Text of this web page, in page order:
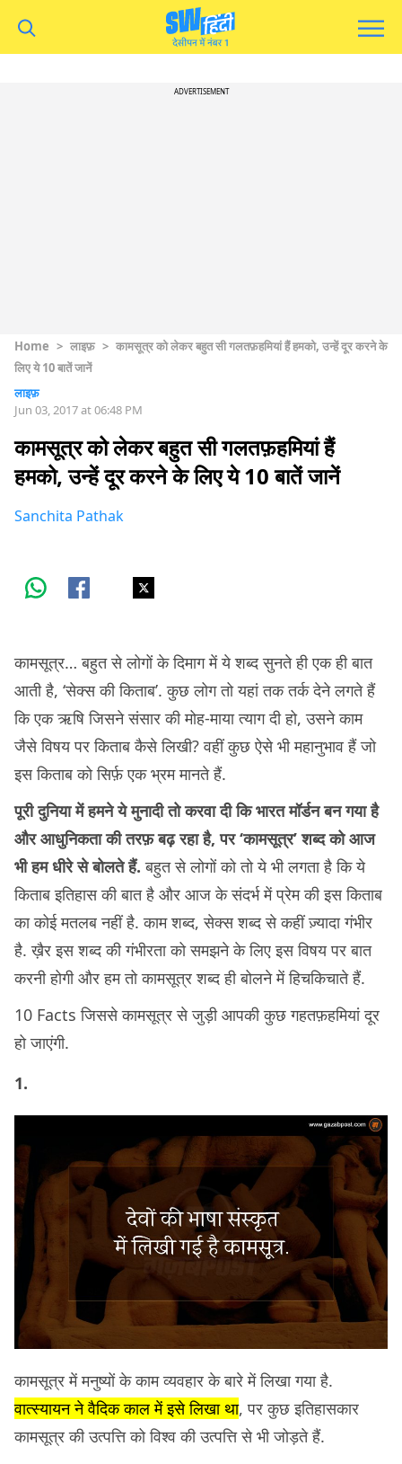
ADVERTISEMENT
Home > लाइफ़ > कामसूत्र को लेकर बहुत सी गलतफ़हमियां हैं हमको, उन्हें दूर करने के
लिए ये 10 बातें जानें
लाइफ़
Jun 03, 2017 at 06:48 PM
कामसूत्र को लेकर बहुत सी गलतफ़हमियां हैं
हमको, उन्हें दूर करने के लिए ये 10 बातें जानें
Sanchita Pathak
कामसूत्र… बहुत से लोगों के दिमाग में ये शब्द सुनते ही एक ही बात
आती है, ‘सेक्स की किताब’. कुछ लोग तो यहां तक तर्क देने लगते हैं
कि एक ऋषि जिसने संसार की मोह-माया त्याग दी हो, उसने काम
जैसे विषय पर किताब कैसे लिखी? वहीं कुछ ऐसे भी महानुभाव हैं जो
इस किताब को सिर्फ़ एक भ्रम मानते हैं.
पूरी दुनिया में हमने ये मुनादी तो करवा दी कि भारत मॉर्डन बन गया है
और आधुनिकता की तरफ़ बढ़ रहा है, पर ‘कामसूत्र’ शब्द को आज
भी हम धीरे से बोलते हैं.बहुत से लोगों को तो ये भी लगता है कि ये
किताब इतिहास की बात है और आज के संदर्भ में प्रेम की इस किताब
का कोई मतलब नहीं है. काम शब्द, सेक्स शब्द से कहीं ज़्यादा गंभीर
है. ख़ैर इस शब्द की गंभीरता को समझने के लिए इस विषय पर बात
करनी होगी और हम तो कामसूत्र शब्द ही बोलने में हिचकिचाते हैं.
10 Facts जिससे कामसूत्र से जुड़ी आपकी कुछ गहतफ़हमियां दूर
हो जाएंगी.
1.
कामसूत्र में मनुष्यों के काम व्यवहार के बारे में लिखा गया है.
वात्स्यायन ने वैदिक काल में इसे लिखा था, पर कुछ इतिहासकार
कामसूत्र की उत्पत्ति को विश्व की उत्पत्ति से भी जोड़ते हैं.